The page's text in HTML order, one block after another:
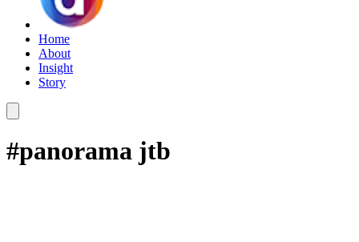
Home
About
Insight
Story
#panorama jtb